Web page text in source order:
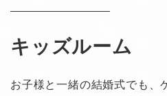
キッズルーム
お⼦様と⼀緒の結婚式でも、